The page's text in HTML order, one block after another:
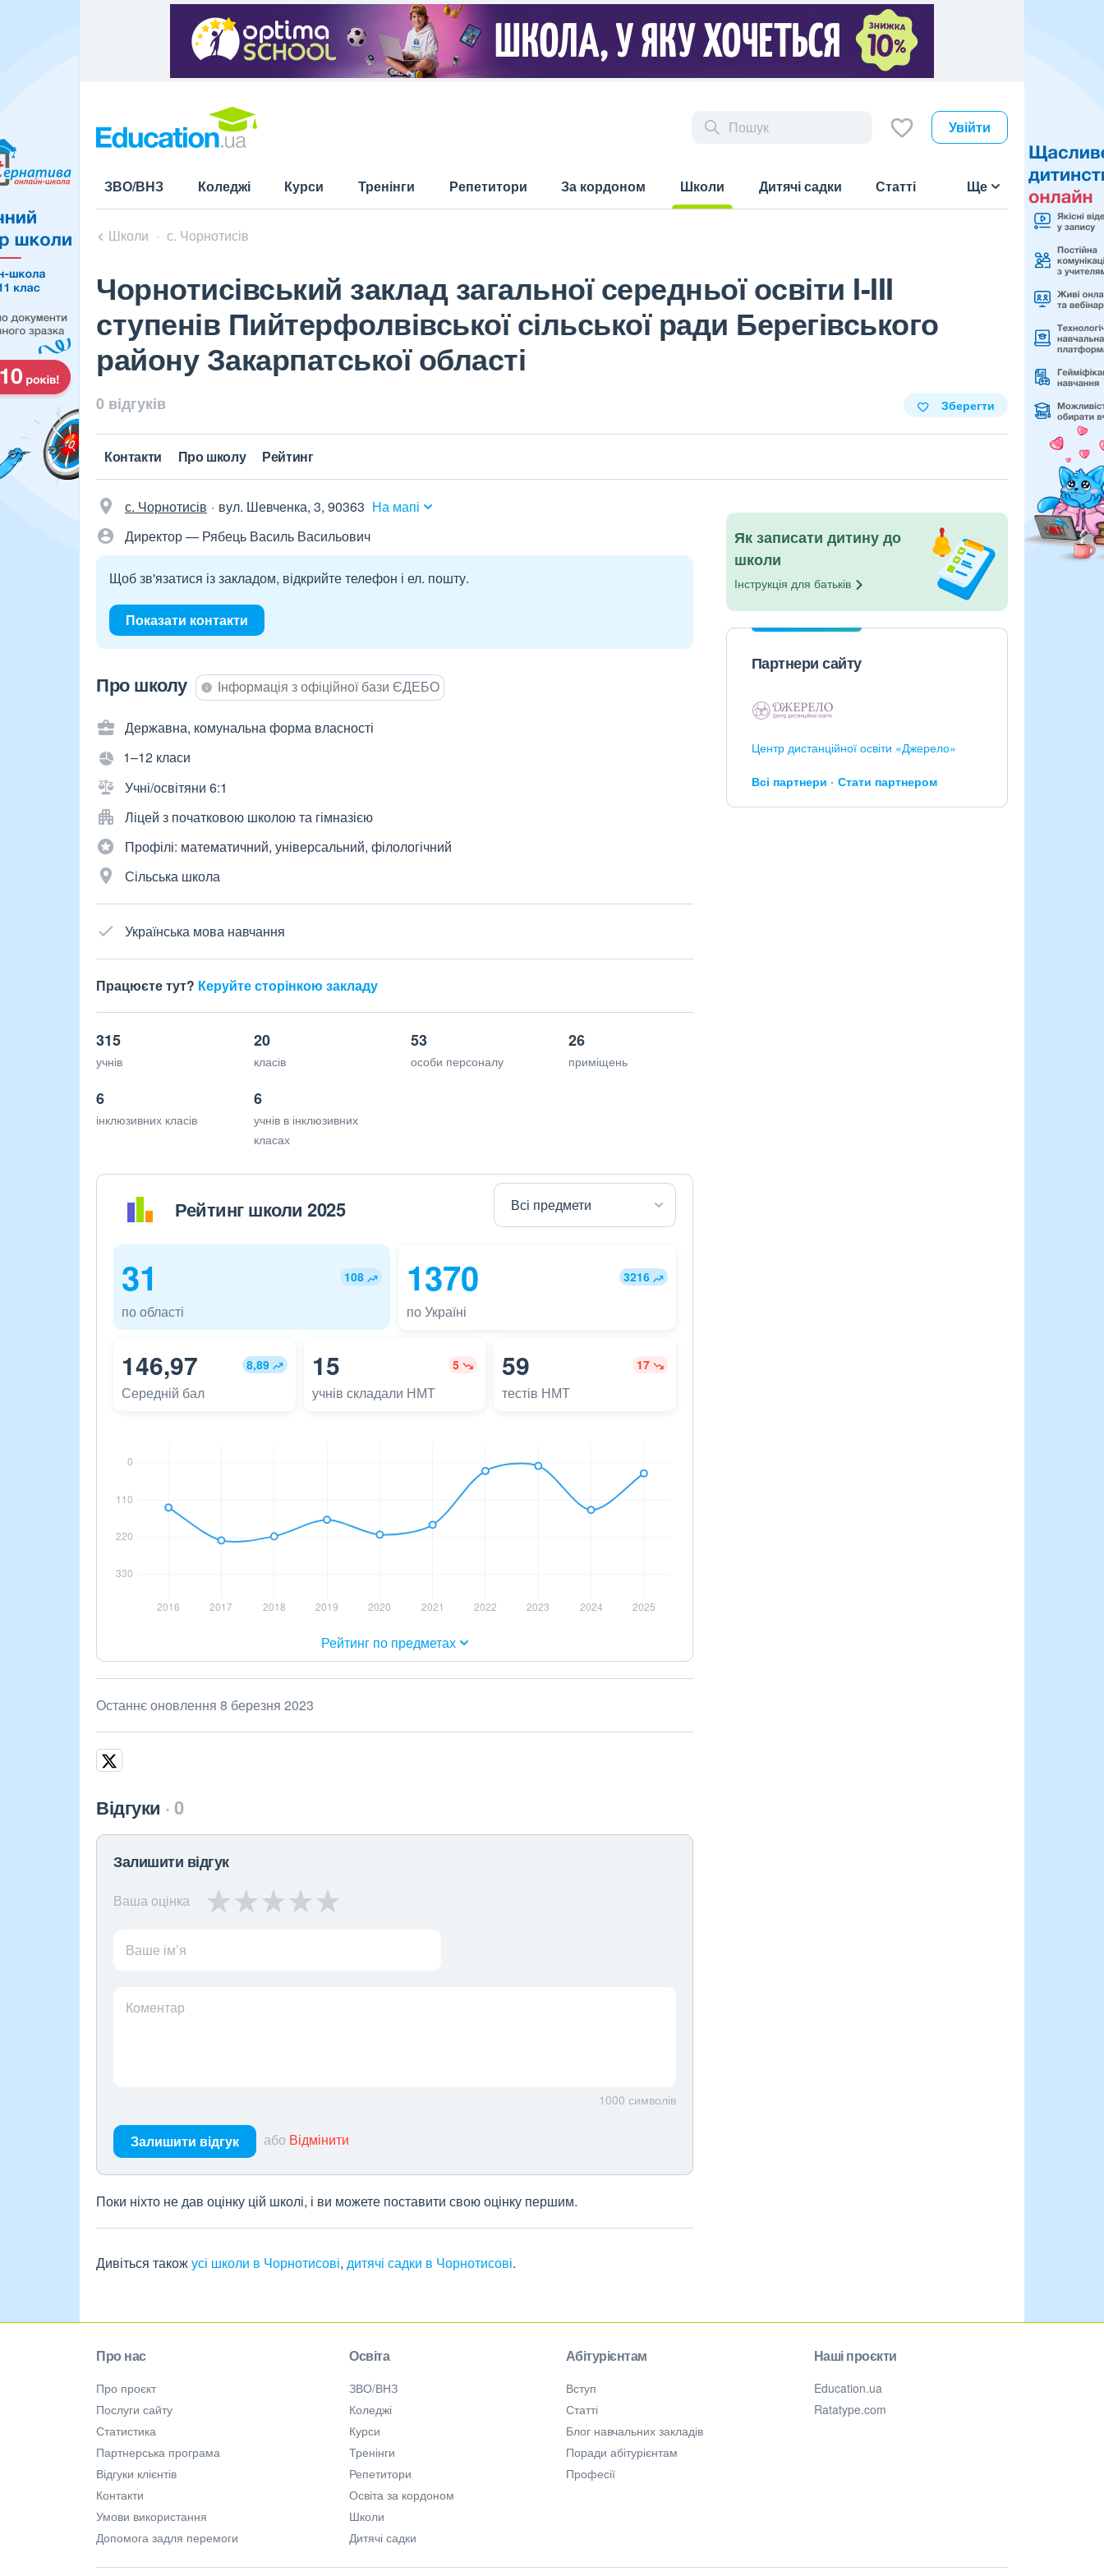
Увійти
ЗВО/ВНЗ Коледжі Курси Тренінги Репетитори За кордоном
Школи
Дитячі садки Статті Ще
Школи с. Чорнотисів
Чорнотисівський заклад загальної середньої освіти I-III
ступенів Пийтерфолвівської сільської ради Берегівського
району Закарпатської області
0 відгуків Зберегти
Контакти Про школу Рейтинг
с. Чорнотисів вул. Шевченка, 3, 90363 На мапі
Директор — Рябець Василь Васильович
Щоб зв'язатися із закладом, відкрийте телефон і ел. пошту.
Показати контакти
Про школу Інформація з офіційної бази ЄДЕБО
Державна, комунальна форма власності
1–12 класи
Учні/освітяни 6:1
Ліцей з початковою школою та гімназією
Профілі: математичний, універсальний, філологічний
Сільська школа
Українська мова навчання
Працюєте тут? Керуйте сторінкою закладу
315
учнів
20
класів
53
особи персоналу
26
приміщень
6
інклюзивних класів
6
учнів в інклюзивних
класах
Рейтинг школи 2025
31 108
по області
1370 3216
по Україні
146,97 8,89
Середній бал
15 5
учнів складали НМТ
59 17
тестів НМТ
Рейтинг по предметах
Останнє оновлення 8 березня 2023
Відгуки 0
Залишити відгук
Ваша оцінка
Ваше ім’я
Коментар
1000 символів
Залишити відгук або Відмінити
Поки ніхто не дав оцінку цій школі, і ви можете поставити свою оцінку першим.
Дивіться такожусі школи в Чорнотисові, дитячі садки в Чорнотисові.
Як записати дитину до
школи
Інструкція для батьків
Партнери сайту
Центр дистанційної освіти «Джерело»
Всі партнери Стати партнером
Про нас
Про проєкт
Послуги сайту
Статистика
Партнерська програма
Відгуки клієнтів
Контакти
Умови використання
Допомога задля перемоги
Освіта
ЗВО/ВНЗ
Коледжі
Курси
Тренінги
Репетитори
Освіта за кордоном
Школи
Дитячі садки
Абітурієнтам
Вступ
Статті
Блог навчальних закладів
Поради абітурієнтам
Професії
Наші проєкти
Education.ua
Ratatype.com